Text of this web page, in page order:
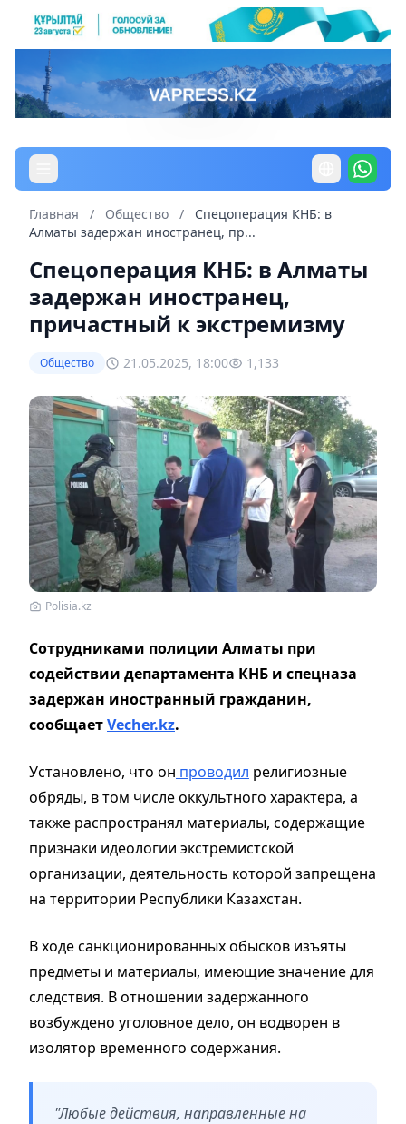
Главная / Общество /
Спецоперация КНБ: в
Алматы задержан иностранец, пр...
Спецоперация КНБ: в Алматы
задержан иностранец,
причастный к экстремизму
Общество 21.05.2025, 18:00 1,133
Polisia.kz
Сотрудниками полиции Алматы при
содействии департамента КНБ и спецназа
задержан иностранный гражданин,
сообщаетVecher.kz.
Установлено, что он проводил религиозные
обряды, в том числе оккультного характера, а
также распространял материалы, содержащие
признаки идеологии экстремистской
организации, деятельность которой запрещена
на территории Республики Казахстан.
В ходе санкционированных обысков изъяты
предметы и материалы, имеющие значение для
следствия. В отношении задержанного
возбуждено уголовное дело, он водворен в
изолятор временного содержания.
"Любые действия, направленные на